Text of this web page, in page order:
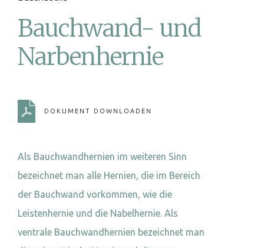
Bauchwand- und
Narbenhernie
DOKUMENT DOWNLOADEN
Als Bauchwandhernien im weiteren Sinn
bezeichnet man alle Hernien, die im Bereich
der Bauchwand vorkommen, wie die
Leistenhernie und die Nabelhernie. Als
ventrale Bauchwandhernien bezeichnet man